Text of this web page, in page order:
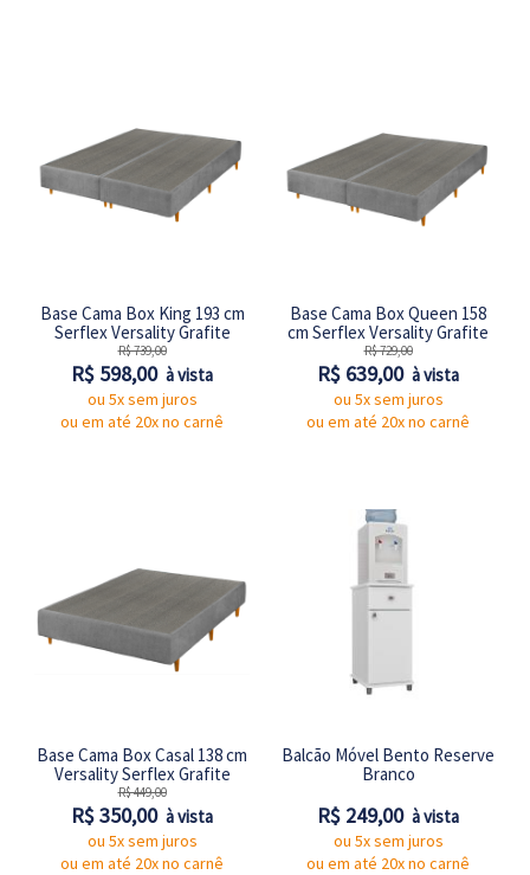
Base Cama Box King 193 cm
Serflex Versality Grafite
R$ 739,00
R$ 598,00 à vista
ou 5x sem juros
ou em até 20x no carnê
Base Cama Box Queen 158
cm Serflex Versality Grafite
R$ 729,00
R$ 639,00 à vista
ou 5x sem juros
ou em até 20x no carnê
Base Cama Box Casal 138 cm
Versality Serflex Grafite
R$ 449,00
R$ 350,00 à vista
ou 5x sem juros
ou em até 20x no carnê
Balcão Móvel Bento Reserve
Branco
R$ 249,00 à vista
ou 5x sem juros
ou em até 20x no carnê